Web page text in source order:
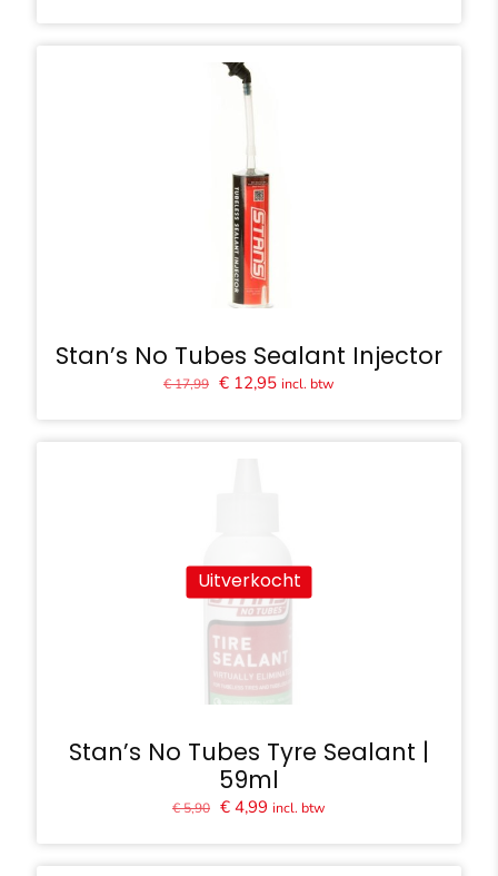
Stan’s No Tubes Sealant Injector
€17,99 Oorspronkelijke
€ 12,95Huidige
incl. btw
Uitverkocht
Stan’s No Tubes Tyre Sealant |
59ml
€5,90 Oorspronkelijke
€ 4,99 Huidige
incl. btw